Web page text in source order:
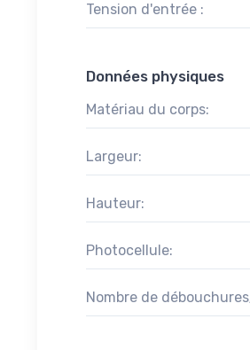
Tension d'entrée :
Données physiques
Matériau du corps:
Largeur:
Hauteur:
Photocellule:
Nombre de